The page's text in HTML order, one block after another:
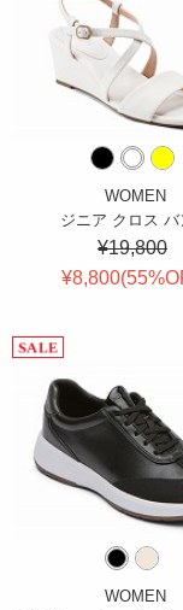
WOMEN
ジニア クロス バ
¥19,800
¥8,800(55
WOMEN